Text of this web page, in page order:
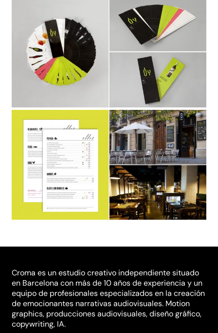
Croma es un estudio creativo independiente situado
en Barcelona con más de 10 años de experiencia y un
equipo de profesionales especializados en la creación
de emocionantes narrativas audiovisuales. Motion
graphics, producciones audiovisuales, diseño gráfico,
copywriting, IA.